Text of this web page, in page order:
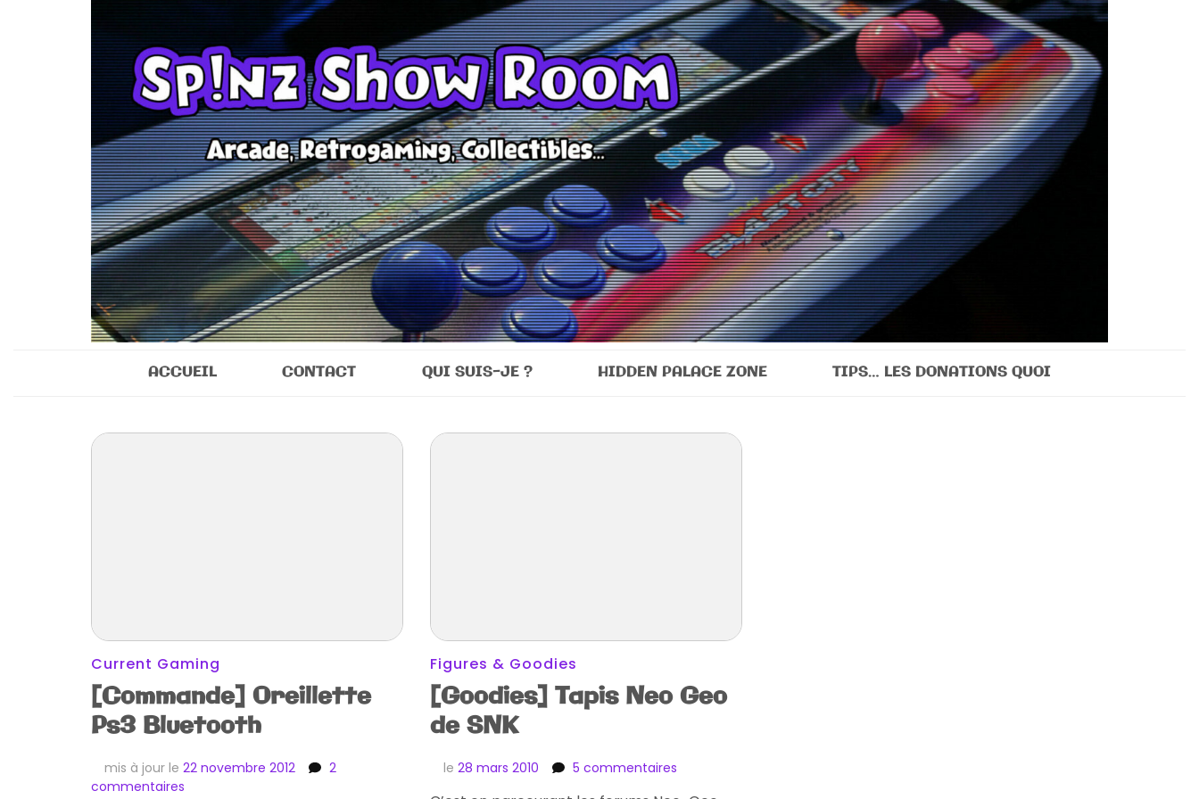
Sp!nz Show Room
ACCUEIL CONTACT QUI SUIS-JE ? HIDDEN PALACE ZONE TIPS… LES DONATIONS QUOI
Current Gaming
[Commande] Oreillette
Ps3 Bluetooth
mis à jour le 22 novembre 2012
2
commentaires
Figures & Goodies
[Goodies] Tapis Neo Geo
de SNK
le 28 mars 2010 5 commentairessur